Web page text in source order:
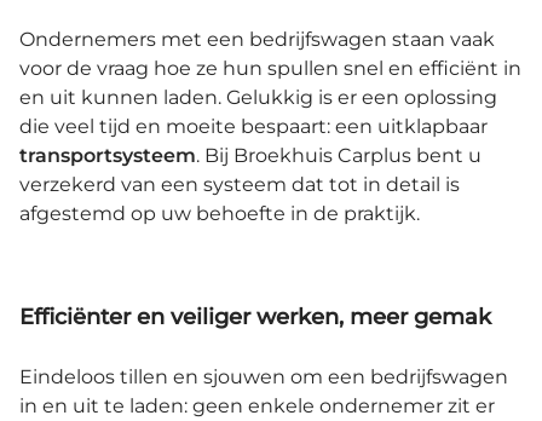
Ondernemers met een bedrijfswagen staan vaak
voor de vraag hoe ze hun spullen snel en efficiënt in
en uit kunnen laden. Gelukkig is er een oplossing
die veel tijd en moeite bespaart: een uitklapbaar
transportsysteem. Bij Broekhuis Carplus bent u
verzekerd van een systeem dat tot in detail is
afgestemd op uw behoefte in de praktijk.
Efficiënter en veiliger werken, meer gemak
Eindeloos tillen en sjouwen om een bedrijfswagen
in en uit te laden: geen enkele ondernemer zit er